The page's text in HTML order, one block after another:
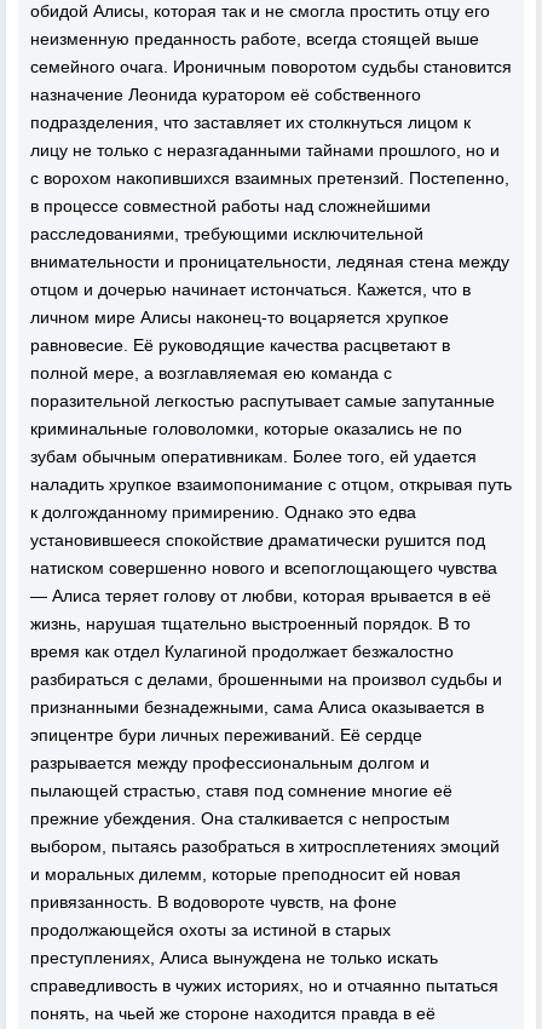
обидой Алисы, которая так и не смогла простить отцу его
неизменную преданность работе, всегда стоящей выше
семейного очага. Ироничным поворотом судьбы становится
назначение Леонида куратором её собственного
подразделения, что заставляет их столкнуться лицом к
лицу не только с неразгаданными тайнами прошлого, но и
с ворохом накопившихся взаимных претензий. Постепенно,
в процессе совместной работы над сложнейшими
расследованиями, требующими исключительной
внимательности и проницательности, ледяная стена между
отцом и дочерью начинает истончаться. Кажется, что в
личном мире Алисы наконец-то воцаряется хрупкое
равновесие. Её руководящие качества расцветают в
полной мере, а возглавляемая ею команда с
поразительной легкостью распутывает самые запутанные
криминальные головоломки, которые оказались не по
зубам обычным оперативникам. Более того, ей удается
наладить хрупкое взаимопонимание с отцом, открывая путь
к долгожданному примирению. Однако это едва
установившееся спокойствие драматически рушится под
натиском совершенно нового и всепоглощающего чувства
— Алиса теряет голову от любви, которая врывается в её
жизнь, нарушая тщательно выстроенный порядок. В то
время как отдел Кулагиной продолжает безжалостно
разбираться с делами, брошенными на произвол судьбы и
признанными безнадежными, сама Алиса оказывается в
эпицентре бури личных переживаний. Её сердце
разрывается между профессиональным долгом и
пылающей страстью, ставя под сомнение многие её
прежние убеждения. Она сталкивается с непростым
выбором, пытаясь разобраться в хитросплетениях эмоций
и моральных дилемм, которые преподносит ей новая
привязанность. В водовороте чувств, на фоне
продолжающейся охоты за истиной в старых
преступлениях, Алиса вынуждена не только искать
справедливость в чужих историях, но и отчаянно пытаться
понять, на чьей же стороне находится правда в её